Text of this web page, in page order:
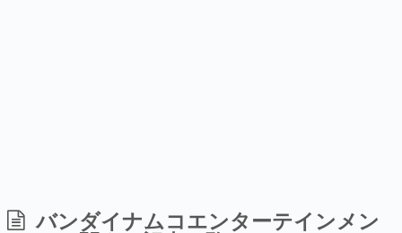
日本のコンテンツ産業やカルチャーに与えた影響を探る企
バンダイナムコエンターテインメン